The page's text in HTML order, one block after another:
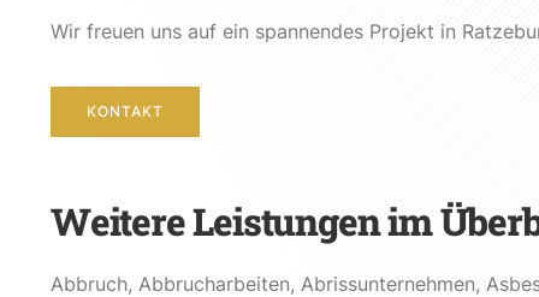
Wir freuen uns auf ein spannendes Projekt in
KONTAKT
Weitere Leistungen im
Abbruch, Abbrucharbeiten, Abrissunternehmen,